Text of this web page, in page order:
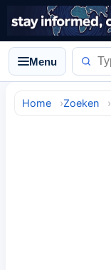
Menu
Home Zoeken